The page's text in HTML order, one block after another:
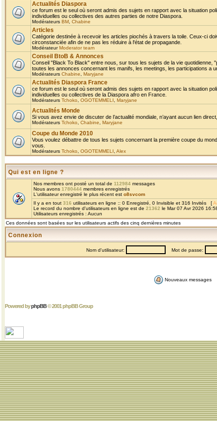
Actualités Diaspora
ce forum est le seul où seront admis des sujets en rapport avec la situation
individuelles ou collectives des autres parties de notre Diaspora.
Modérateurs BM Chabine
Articles
Catégorie destinée à recevoir les articles piochés à travers la toile. Ceux-ci
circonstanciée afin de ne pas les réduire à l'état de propagande.
ModérateurModerator team
Conseil BtoB & Annonces
Conseil "Black To Black" entre nous, sur tous les sujets de la vie
toutes les annonces concernant les manifs, les meetings, les participations a
Modérateurs Chabine Maryjane
Actualités Diaspora France
ce forum est le seul où seront admis des sujets en rapport avec la situation
individuelles ou collectives de la Diaspora afro en France.
Modérateurs Tchoko OGOTEMMELI Maryjane
Actualités Monde
Si vous avez envie de discuter de l’actualité mondiale, n’ayant aucun lien
Modérateurs Tchoko Chabine Maryjane
Coupe du Monde 2010
Vous voulez débattre de tous les sujets concernant la première coupe du
vous.
Modérateurs Tchoko OGOTEMMELI Alex
Qui est en ligne ?
Nos membres ont posté un total de 112984 messages
Nous avons 1780444 membres enregistrés
L'utilisateur enregistré le plus récent est o8svcom
Il y a en tout 316 utilisateurs en ligne :: 0 Enregistré, 0 Invisible et 316 Invités [
Le record du nombre d'utilisateurs en ligne est de 21362 le Mar 07 Avr 2026
Utilisateurs enregistrés : Aucun
Ces données sont basées sur les utilisateurs actifs des cinq dernières minutes
Connexion
Nom d'utilisateur: Mot de passe:
Nouveaux messages
Powered byphpBB© 2001 phpBB Group